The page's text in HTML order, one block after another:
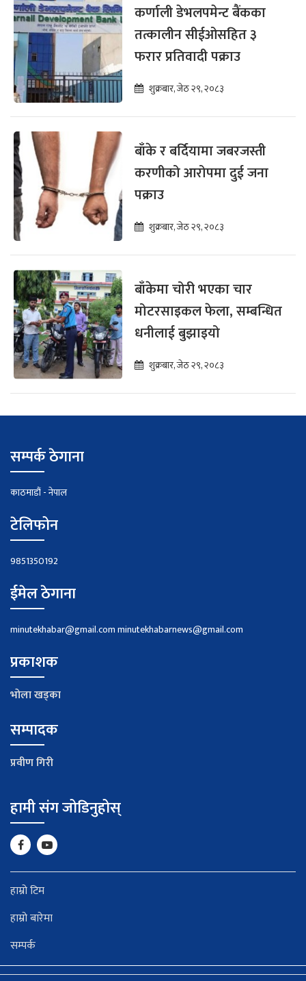
कर्णाली डेभलपमेन्ट बैंकका
तत्कालीन सीईओसहित ३
फरार प्रतिवादी पक्राउ
शुक्रबार, जेठ २९, २०८३
बाँके र बर्दियामा जबरजस्ती
करणीको आरोपमा दुई जना
पक्राउ
शुक्रबार, जेठ २९, २०८३
बाँकेमा चोरी भएका चार
मोटरसाइकल फेला, सम्बन्धित
धनीलाई बुझाइयो
शुक्रबार, जेठ २९, २०८३
सम्पर्क ठेगाना
काठमाडौं - नेपाल
टेलिफोन
9851350192
ईमेल ठेगाना
minutekhabar@gmail.comminutekhabarnews@gmail.com
प्रकाशक
भाेला खड्का
सम्पादक
प्रवीण गिरी
हामी संग जोडिनुहोस्
हाम्रो टिम
हाम्रो बारेमा
सम्पर्क